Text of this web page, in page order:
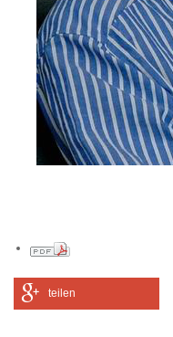
teilen